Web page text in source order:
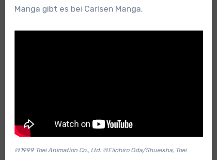
Manga gibt es bei Carlsen Manga.
©1999 Toei Animation Co., Ltd. ©Eiichiro Oda/Shueisha, Toei